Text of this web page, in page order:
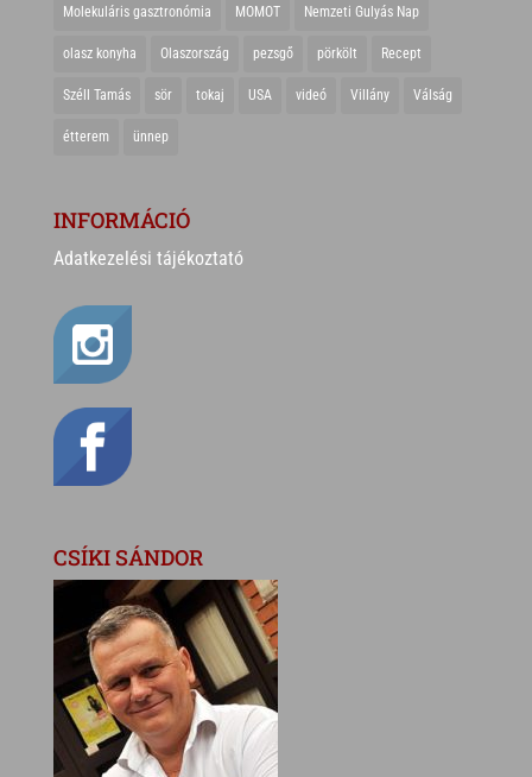
Molekuláris gasztronómia MOMOT Nemzeti Gulyás Nap
olasz konyha Olaszország pezsgő pörkölt Recept
Széll Tamás sör tokaj USA videó Villány Válság
étterem ünnep
INFORMÁCIÓ
Adatkezelési tájékoztató
CSÍKI SÁNDOR